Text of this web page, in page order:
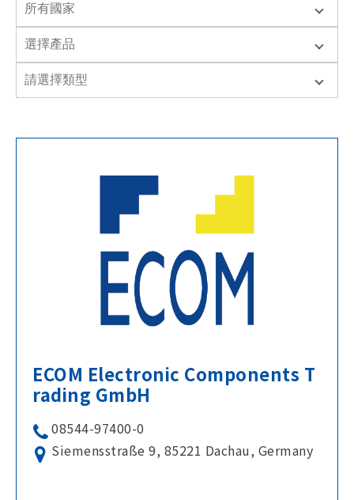
ECOM Electronic Components T
rading GmbH
08544-97400-0
Siemensstraße 9, 85221 Dachau, Germany
聯絡技宸
Reserved.